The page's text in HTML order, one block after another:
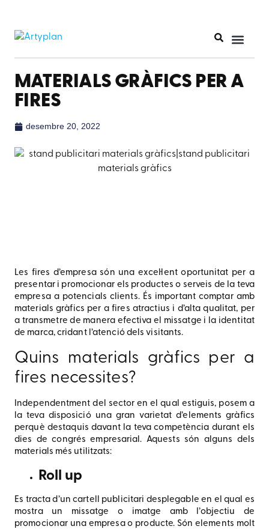
MATERIALS GRÀFICS PER A
FIRES
desembre 20, 2022
Les fires d’empresa són una excel·lent oportunitat per a
presentar i promocionar els productes o serveis de la teva
empresa a potencials clients. És important comptar amb
materials gràfics per a fires atractius i d’alta qualitat, per
a transmetre de manera efectiva el missatge i la identitat
de marca, cridant l’atenció dels visitants.
Quins materials gràfics per a
fires necessites?
Independentment del sector en el qual estiguis, posem a
la teva disposició una gran varietat d’elements gràfics
perquè destaquis davant la teva competència durant els
dies de congrés empresarial. Aquests són alguns dels
materials més utilitzats:
Roll up
Es tracta d’un cartell publicitari desplegable en el qual es
mostra un missatge o imatge amb l’objectiu de
promocionar una empresa o producte. Són elements molt